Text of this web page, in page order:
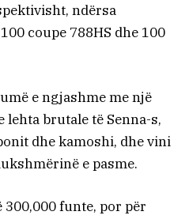
ndërsa
coupe 788HS dhe 100
e ngjashme me një
lehta brutale të Senna-s,
dhe kamoshi, dhe vini
e pasme.
funte, por për